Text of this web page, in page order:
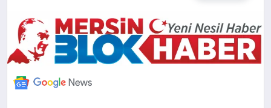
ILETİŞİM
KÜNYE